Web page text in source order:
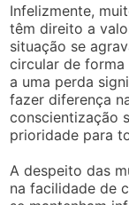
Infelizmente,
têm direito a
situação se
circular de forma
a uma perda
fazer diferença
conscientização
prioridade para
A despeito das
na facilidade de